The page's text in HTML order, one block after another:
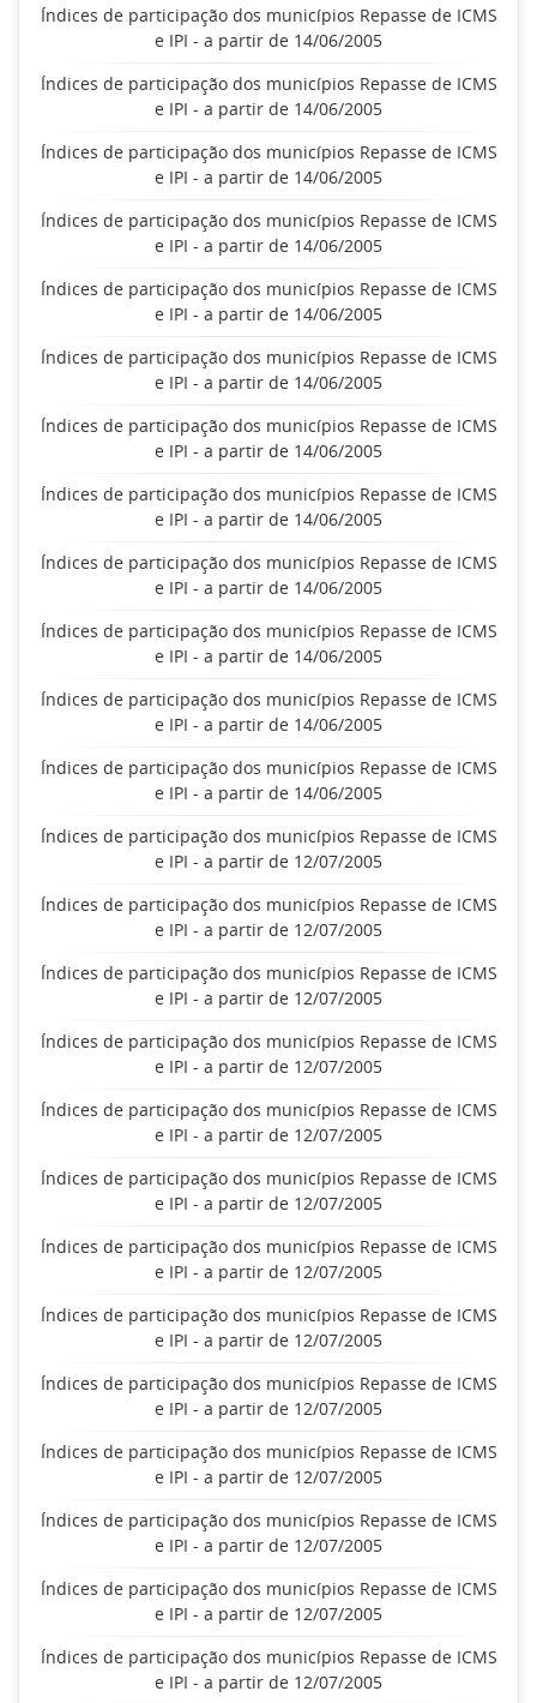
Índices de participação dos municípios Repasse de ICMS
e IPI - a partir de 14/06/2005
Índices de participação dos municípios Repasse de ICMS
e IPI - a partir de 14/06/2005
Índices de participação dos municípios Repasse de ICMS
e IPI - a partir de 14/06/2005
Índices de participação dos municípios Repasse de ICMS
e IPI - a partir de 14/06/2005
Índices de participação dos municípios Repasse de ICMS
e IPI - a partir de 14/06/2005
Índices de participação dos municípios Repasse de ICMS
e IPI - a partir de 14/06/2005
Índices de participação dos municípios Repasse de ICMS
e IPI - a partir de 14/06/2005
Índices de participação dos municípios Repasse de ICMS
e IPI - a partir de 14/06/2005
Índices de participação dos municípios Repasse de ICMS
e IPI - a partir de 14/06/2005
Índices de participação dos municípios Repasse de ICMS
e IPI - a partir de 14/06/2005
Índices de participação dos municípios Repasse de ICMS
e IPI - a partir de 14/06/2005
Índices de participação dos municípios Repasse de ICMS
e IPI - a partir de 14/06/2005
Índices de participação dos municípios Repasse de ICMS
e IPI - a partir de 12/07/2005
Índices de participação dos municípios Repasse de ICMS
e IPI - a partir de 12/07/2005
Índices de participação dos municípios Repasse de ICMS
e IPI - a partir de 12/07/2005
Índices de participação dos municípios Repasse de ICMS
e IPI - a partir de 12/07/2005
Índices de participação dos municípios Repasse de ICMS
e IPI - a partir de 12/07/2005
Índices de participação dos municípios Repasse de ICMS
e IPI - a partir de 12/07/2005
Índices de participação dos municípios Repasse de ICMS
e IPI - a partir de 12/07/2005
Índices de participação dos municípios Repasse de ICMS
e IPI - a partir de 12/07/2005
Índices de participação dos municípios Repasse de ICMS
e IPI - a partir de 12/07/2005
Índices de participação dos municípios Repasse de ICMS
e IPI - a partir de 12/07/2005
Índices de participação dos municípios Repasse de ICMS
e IPI - a partir de 12/07/2005
Índices de participação dos municípios Repasse de ICMS
e IPI - a partir de 12/07/2005
Índices de participação dos municípios Repasse de ICMS
e IPI - a partir de 12/07/2005